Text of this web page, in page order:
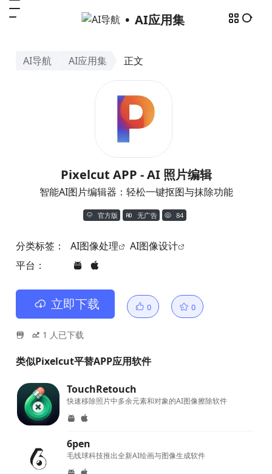
AI应用集
AI导航 AI应用集 正文
Pixelcut APP - AI 照片编辑
智能AI图片编辑器：轻松一键抠图与抹除功能
官方版 无广告 84
分类标签： AI图像处理
AI图像设计
平台：
立即下载 0 0
1 人已下载
类似Pixelcut平替APP应用软件
TouchRetouch
快速移除照片中多余元素和对象的AI图像擦除软件
6pen
毛线球科技推出全新AI绘画与图像生成软件